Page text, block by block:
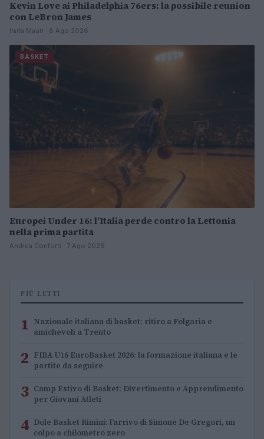
Kevin Love ai Philadelphia 76ers: la possibile reunion
con LeBron James
Ilaria Mauri · 8 Ago 2026
BASKET
Europei Under 16: l’Italia perde contro la Lettonia
nella prima partita
Andrea Conforti · 7 Ago 2026
PIÙ LETTI
1 Nazionale italiana di basket: ritiro a Folgaria e
amichevoli a Trento
2 FIBA U16 EuroBasket 2026: la formazione italiana e le
partite da seguire
3 Camp Estivo di Basket: Divertimento e Apprendimento
per Giovani Atleti
4 Dole Basket Rimini: l’arrivo di Simone De Gregori, un
colpo a chilometro zero